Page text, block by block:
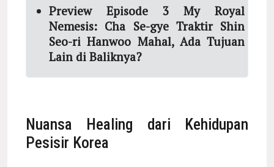
Preview Episode 3 My Royal
Nemesis: Cha Se-gye Traktir Shin
Seo-ri Hanwoo Mahal, Ada Tujuan
Lain di Baliknya?
Nuansa Healing dari Kehidupan
Pesisir Korea